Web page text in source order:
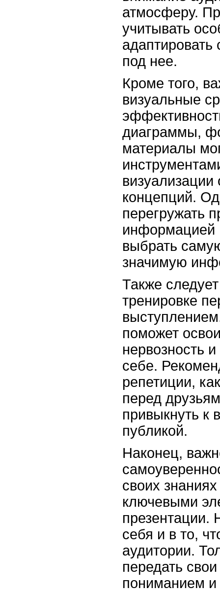
атмосферу.
учитывать
адаптировать
под нее.
Кроме того,
визуальные
диаграммы,
материалы
концепций.
перегружать
информацией
выбрать
значимую
Также
тренировке
поможет
нервозность
себе.
репетиции,
перед
привыкнуть к
публикой.
Наконец,
своих
ключевыми
презентации.
себя и в то,
аудитории.
передать
пониманием и